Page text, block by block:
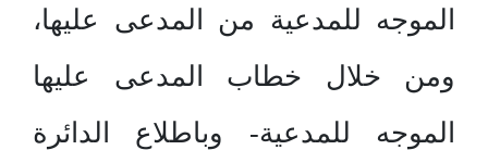
الموجه للمدعية من المدعى عليها،
ومن خلال خطاب المدعى عليها
الموجه للمدعية- وباطلاع الدائرة